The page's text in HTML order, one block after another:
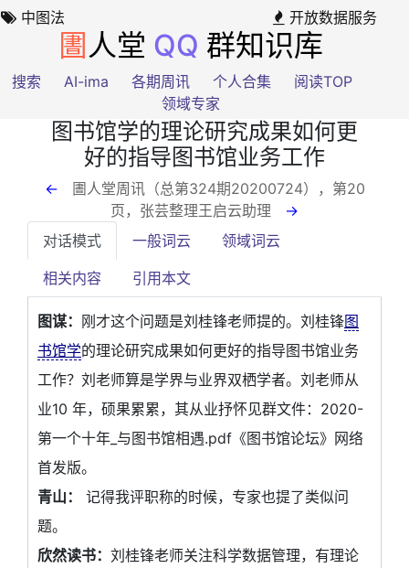
中图法 开放数据服务
圕 人堂 QQ 群知识库
搜索 AI-ima 各期周讯 个人合集
阅读TOP
领域专家
图书馆学的理论研究成果如何更
好的指导图书馆业务工作
←
圕人堂周讯（总第324期20200724），第20
页 ，张芸整理王启云助理 →
对话模式
一般词云 领域词云
相关内容 引用本文
图谋： 刚才这个问题是刘桂锋老师提的。刘桂锋图
书馆学的理论研究成果如何更好的指导图书馆业务
工作？刘老师算是学界与业界双栖学者。刘老师从
业10 年，硕果累累，其从业抒怀见群文件：2020-
第一个十年_与图书馆相遇.pdf《图书馆论坛》网络
首发版。
青山：
记得我评职称的时候，专家也提了类似问
题。
欣然读书： 刘桂锋老师关注科学数据管理，有理论